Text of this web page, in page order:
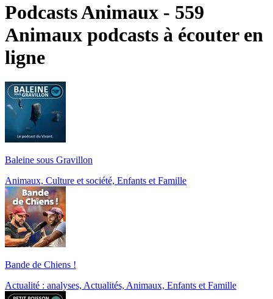
Podcasts Animaux - 559
Animaux podcasts à écouter en
ligne
Baleine sous Gravillon
Animaux, Culture et société, Enfants et Famille
Bande de Chiens !
Actualité : analyses, Actualités, Animaux, Enfants et Famille